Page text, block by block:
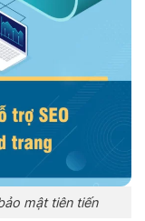
mật tiên tiến